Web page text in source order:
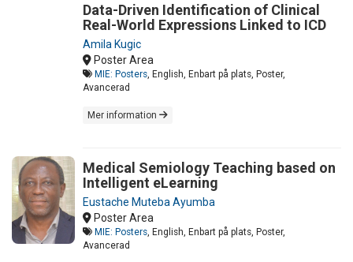
Data-Driven Identification of Clinical
Real-World Expressions Linked to ICD
Amila Kugic
Poster Area
MIE: Posters , English, Enbart på plats, Poster,
Avancerad
Mer information
Medical Semiology Teaching based on
Intelligent eLearning
Eustache Muteba Ayumba
Poster Area
MIE: Posters , English, Enbart på plats, Poster,
Avancerad